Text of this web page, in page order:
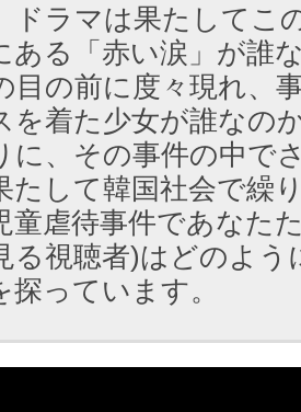
ドラマは果たしてこ
ある「赤い涙」が誰
目の前に度々現れ、
を着た少女が誰なの
に、その事件の中で
たして韓国社会で繰
童虐待事件であなた
る視聴者)はどのよう
探っています。